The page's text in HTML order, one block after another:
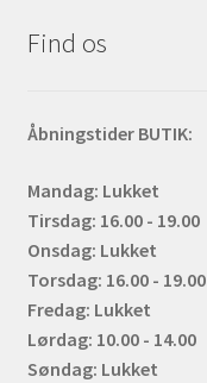
Find os
Åbningstider BUTIK:
Mandag: Lukket
Tirsdag: 16.00 - 19.00
Onsdag: Lukket
Torsdag: 16.00 - 19.00
Fredag: Lukket
Lørdag: 10.00 - 14.00
Søndag: Lukket